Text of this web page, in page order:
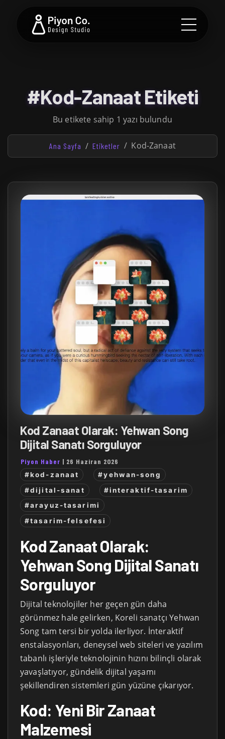
#Kod-Zanaat Etiketi
Bu etikete sahip 1 yazı bulundu
Ana Sayfa Etiketler Kod-Zanaat
Kod Zanaat Olarak: Yehwan Song
Dijital Sanatı Sorguluyor
Piyon Haber | 26 Haziran 2026
#kod-zanaat
#yehwan-song
#dijital-sanat
#interaktif-tasarim
#arayuz-tasarimi
#tasarim-felsefesi
Kod Zanaat Olarak:
Yehwan Song Dijital Sanatı
Sorguluyor
Dijital teknolojiler her geçen gün daha
görünmez hale gelirken, Koreli sanatçı Yehwan
Song tam tersi bir yolda ilerliyor. İnteraktif
enstalasyonları, deneysel web siteleri ve yazılım
tabanlı işleriyle teknolojinin hızını bilinçli olarak
yavaşlatıyor, gündelik dijital yaşamı
şekillendiren sistemleri gün yüzüne çıkarıyor.
Kod: Yeni Bir Zanaat
Malzemesi